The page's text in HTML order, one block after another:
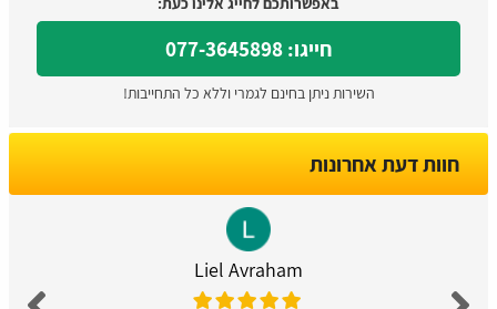
חייגו: 077-3645898
השירות ניתן בחינם לגמרי וללא כל התחייבות!
חוות דעת אחרונות
Liel Avraham